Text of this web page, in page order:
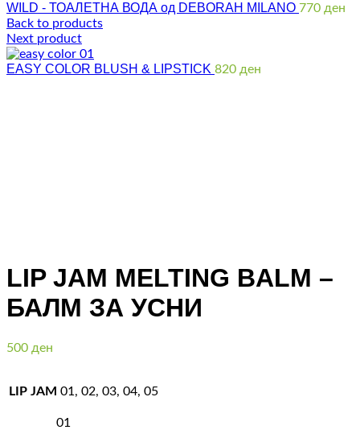
WILD - ТОАЛЕТНА ВОДА од DEBORAH MILANO 770 ден
Back to products
Next product
EASY COLOR BLUSH & LIPSTICK 820 ден
LIP JAM MELTING BALM –
БАЛМ ЗА УСНИ
500 ден
LIP JAM 01, 02, 03, 04, 05
01